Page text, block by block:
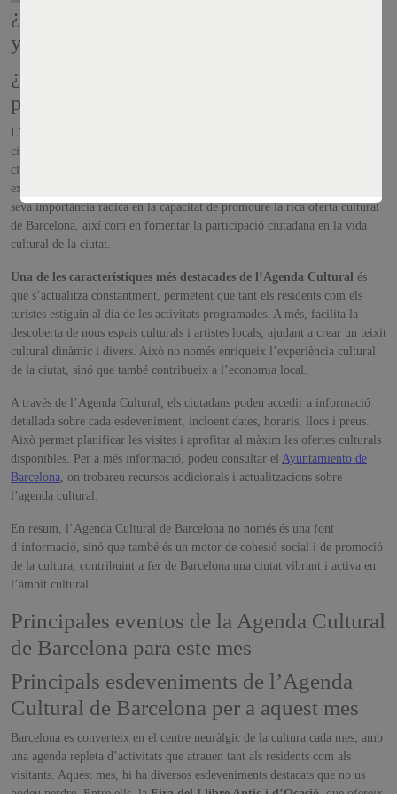
¿Qué es la Agenda Cultural de Barcelona
y por qué es importante?
¿Què és l’Agenda Cultural de Barcelona i
per què és important?
L’Agenda Cultural de Barcelona és una eina dissenyada per a informar els
ciutadans i visitants sobre els esdeveniments culturals que tenen lloc a la
ciutat. Aquesta agenda recull una àmplia gamma d’activitats, incloent
exposicions, concerts, festivals, representacions teatrals i molt més. La
seva importància radica en la capacitat de promoure la rica oferta cultural
de Barcelona, així com en fomentar la participació ciutadana en la vida
cultural de la ciutat.
Una de les característiques més destacades de l’Agenda Cultural és
que s’actualitza constantment, permetent que tant els residents com els
turistes estiguin al dia de les activitats programades. A més, facilita la
descoberta de nous espais culturals i artistes locals, ajudant a crear un teixit
cultural dinàmic i divers. Això no només enriqueix l’experiència cultural
de la ciutat, sinó que també contribueix a l’economia local.
A través de l’Agenda Cultural, els ciutadans poden accedir a informació
detallada sobre cada esdeveniment, incloent dates, horaris, llocs i preus.
Això permet planificar les visites i aprofitar al màxim les ofertes culturals
disponibles. Per a més informació, podeu consultar el Ayuntamiento de
Barcelona, on trobareu recursos addicionals i actualitzacions sobre
l’agenda cultural.
En resum, l’Agenda Cultural de Barcelona no només és una font
d’informació, sinó que també és un motor de cohesió social i de promoció
de la cultura, contribuint a fer de Barcelona una ciutat vibrant i activa en
l’àmbit cultural.
Principales eventos de la Agenda Cultural
de Barcelona para este mes
Principals esdeveniments de l’Agenda
Cultural de Barcelona per a aquest mes
Barcelona es converteix en el centre neuràlgic de la cultura cada mes, amb
una agenda repleta d’activitats que atrauen tant als residents com als
visitants. Aquest mes, hi ha diversos esdeveniments destacats que no us